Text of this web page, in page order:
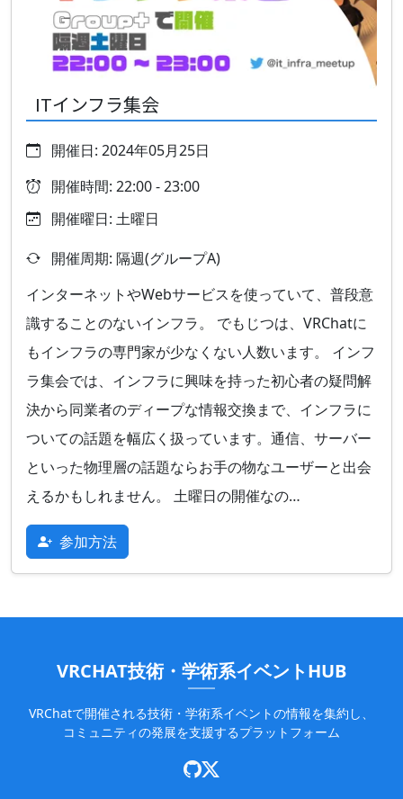
ITインフラ集会
開催日: 2024年05月25日
開催時間: 22:00 - 23:00
開催曜日: 土曜日
開催周期: 隔週(グループA)
インターネットやWebサービスを使っていて、普段意
識することのないインフラ。 でもじつは、VRChatに
もインフラの専門家が少なくない人数います。 インフ
ラ集会では、インフラに興味を持った初心者の疑問解
決から同業者のディープな情報交換まで、インフラに
ついての話題を幅広く扱っています。通信、サーバー
といった物理層の話題ならお手の物なユーザーと出会
えるかもしれません。 土曜日の開催なの…
参加方法
VRCHAT技術・学術系イベントHUB
VRChatで開催される技術・学術系イベントの情報を集約し、
コミュニティの発展を支援するプラットフォーム